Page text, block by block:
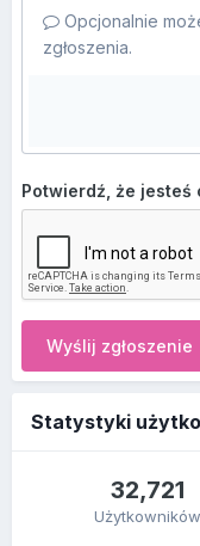
Opcjonalnie
zgłoszenia.
Potwierdź, że jesteś
Wyślij zgłoszenie
Statystyki
32,721
Użytkowników